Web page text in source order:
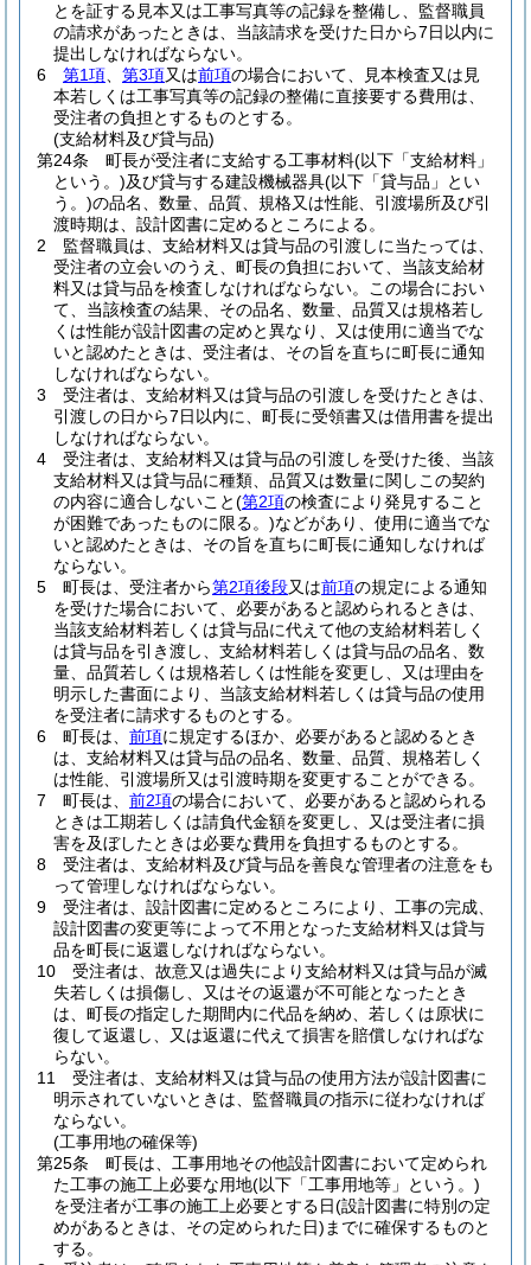
とを証する見本又は工事写真等の記録を整備し、監督職員
の請求があったときは、当該請求を受けた日から7日以内に
提出しなければならない。
6
第1項 第3項又は前項の場合において、見本検査又は見
本若しくは工事写真等の記録の整備に直接要する費用は、
受注者の負担とするものとする。
(支給材料及び貸与品)
第24条
町長が受注者に支給する工事材料(以下「支給材料」
という。)及び貸与する建設機械器具(以下「貸与品」とい
う。)の品名、数量、品質、規格又は性能、引渡場所及び引
渡時期は、設計図書に定めるところによる。
2
監督職員は、支給材料又は貸与品の引渡しに当たっては、
受注者の立会いのうえ、町長の負担において、当該支給材
料又は貸与品を検査しなければならない。
この場合におい
て、当該検査の結果、その品名、数量、品質又は規格若し
くは性能が設計図書の定めと異なり、又は使用に適当でな
いと認めたときは、受注者は、その旨を直ちに町長に通知
しなければならない。
3
受注者は、支給材料又は貸与品の引渡しを受けたときは、
引渡しの日から7日以内に、町長に受領書又は借用書を提出
しなければならない。
4
受注者は、支給材料又は貸与品の引渡しを受けた後、当該
支給材料又は貸与品に種類、品質又は数量に関しこの契約
の内容に適合しないこと(第2項の検査により発見すること
が困難であったものに限る。)などがあり、使用に適当でな
いと認めたときは、その旨を直ちに町長に通知しなければ
ならない。
5
町長は、受注者から第2項後段又は前項の規定による通知
を受けた場合において、必要があると認められるときは、
当該支給材料若しくは貸与品に代えて他の支給材料若しく
は貸与品を引き渡し、支給材料若しくは貸与品の品名、数
量、品質若しくは規格若しくは性能を変更し、又は理由を
明示した書面により、当該支給材料若しくは貸与品の使用
を受注者に請求するものとする。
6
町長は、 前項に規定するほか、必要があると認めるとき
は、支給材料又は貸与品の品名、数量、品質、規格若しく
は性能、引渡場所又は引渡時期を変更することができる。
7
町長は、 前2項の場合において、必要があると認められる
ときは工期若しくは請負代金額を変更し、又は受注者に損
害を及ぼしたときは必要な費用を負担するものとする。
8
受注者は、支給材料及び貸与品を善良な管理者の注意をも
って管理しなければならない。
9
受注者は、設計図書に定めるところにより、工事の完成、
設計図書の変更等によって不用となった支給材料又は貸与
品を町長に返還しなければならない。
10
受注者は、故意又は過失により支給材料又は貸与品が滅
失若しくは損傷し、又はその返還が不可能となったとき
は、町長の指定した期間内に代品を納め、若しくは原状に
復して返還し、又は返還に代えて損害を賠償しなければな
らない。
11
受注者は、支給材料又は貸与品の使用方法が設計図書に
明示されていないときは、監督職員の指示に従わなければ
ならない。
(工事用地の確保等)
第25条
町長は、工事用地その他設計図書において定められ
た工事の施工上必要な用地(以下「工事用地等」という。)
を受注者が工事の施工上必要とする日(設計図書に特別の定
めがあるときは、その定められた日) までに確保するものと
する。